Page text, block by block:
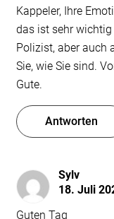
Kappeler, Ihre
das ist sehr
Polizist, aber auch
Sie, wie Sie sind.
Gute.
Antworten
Sylv
18. Juli
Guten Tag